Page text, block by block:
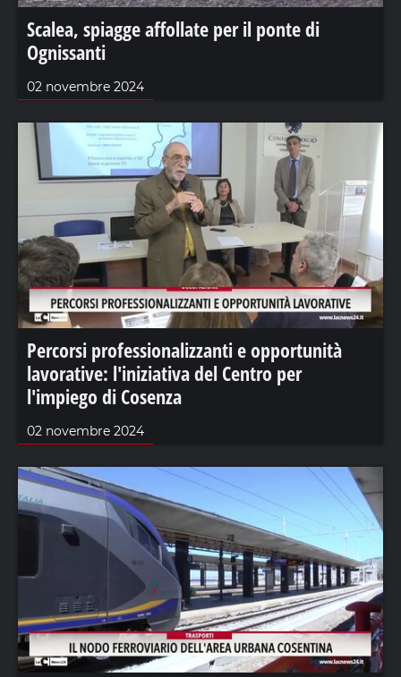
Scalea, spiagge affollate per il ponte di
Ognissanti
02 novembre 2024
Percorsi professionalizzanti e opportunità
lavorative: l'iniziativa del Centro per
l'impiego di Cosenza
02 novembre 2024